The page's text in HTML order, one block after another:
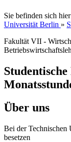
Sie befinden sich
Universität Berlin »
Fakultät VII -
Über uns
Bei der Technischen
besetzen